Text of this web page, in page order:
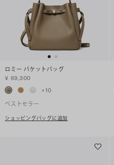
ロミー バケットバッグ
¥ 69,300
+10
ベストセラー
ショッピングバッグに追加